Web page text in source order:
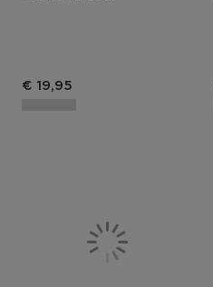
Productprijs
€ 19,95